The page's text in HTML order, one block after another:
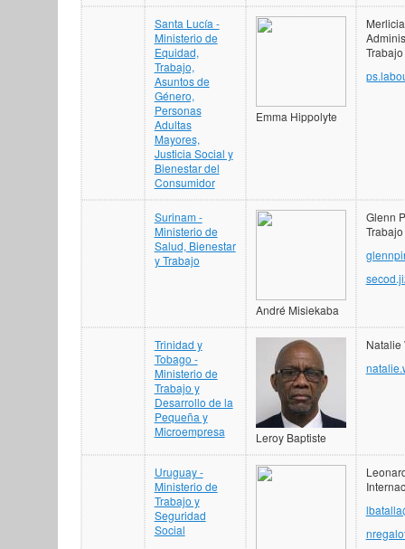
Santa Lucía -
Ministerio de
Equidad,
Trabajo,
Asuntos de
Género,
Personas
Adultas
Mayores,
Justicia Social y
Bienestar del
Consumidor
Emma Hippolyte
Surinam -
Ministerio de
Salud, Bienestar
y Trabajo
André Misiekaba
Glenn
Trinidad y
Tobago -
Ministerio de
Trabajo y
Desarrollo de la
Pequeña y
Microempresa
Leroy Baptiste
Natalie
Uruguay -
Ministerio de
Trabajo y
Seguridad
Social